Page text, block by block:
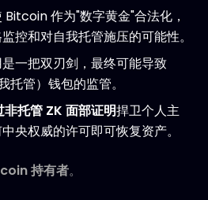
作为"数字黄金"合法化，
控和对自我托管施压的可能性。
一把双刃剑，最终可能导致
托管）钱包的监管。
非托管 ZK 面部证明捍卫个人主
央权威的许可即可恢复资产。
持有者。